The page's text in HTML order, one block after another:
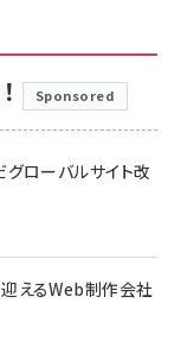
Sponsored
ローバルサイト改
えるWeb制作会社